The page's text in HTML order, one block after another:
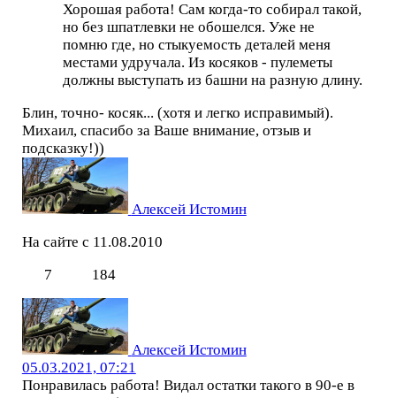
Хорошая работа! Сам когда-то собирал такой,
но без шпатлевки не обошелся. Уже не
помню где, но стыкуемость деталей меня
местами удручала. Из косяков - пулеметы
должны выступать из башни на разную длину.
Блин, точно- косяк... (хотя и легко исправимый).
Михаил, спасибо за Ваше внимание, отзыв и
подсказку!))
Алексей Истомин
На сайте с 11.08.2010
7
184
Алексей Истомин
05.03.2021, 07:21
Понравилась работа! Видал остатки такого в 90-е в